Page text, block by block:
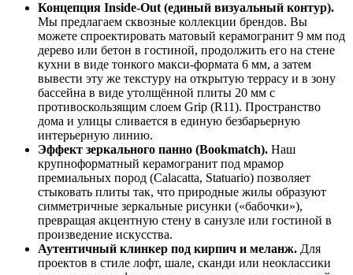
Концепция Inside‑Out (единый визуальный контур).
Мы предлагаем сквозные коллекции брендов. Вы
можете спроектировать матовый керамогранит 9 мм под
дерево или бетон в гостиной, продолжить его на стене
кухни в виде тонкого макси‑формата 6 мм, а затем
вывести эту же текстуру на открытую террасу и в зону
бассейна в виде утолщённой плиты 20 мм с
противоскользящим слоем Grip (R11). Пространство
дома и улицы сливается в единую безбарьерную
интерьерную линию.
Эффект зеркального панно (Bookmatch). Наш
крупноформатный керамогранит под мрамор
премиальных пород (Calacatta, Statuario) позволяет
стыковать плиты так, что природные жилы образуют
симметричные зеркальные рисунки («бабочки»),
превращая акцентную стену в санузле или гостиной в
произведение искусства.
Аутентичный клинкер под кирпич и меланж. Для
проектов в стиле лофт, шале, сканди или неоклассики